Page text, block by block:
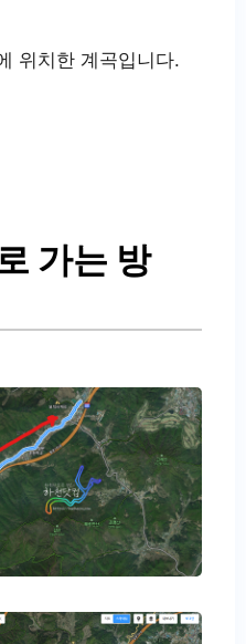
위치한 계곡입니다.
가는 방